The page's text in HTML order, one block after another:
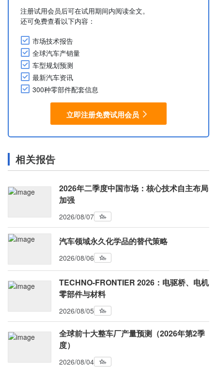
注册试用会员后可在试用期间内阅读全文。
还可免费查看以下内容：
市场技术报告
全球汽车产销量
车型规划预测
最新汽车资讯
300种零部件配套信息
立即注册免费试用会员
相关报告
2026年二季度中国市场：核心技术自主布局
加强
2026/08/07
汽车领域永久化学品的替代策略
2026/08/06
TECHNO-FRONTIER 2026：电驱桥、电机
零部件与材料
2026/08/05
全球前十大整车厂产量预测（2026年第2季
度）
2026/08/04